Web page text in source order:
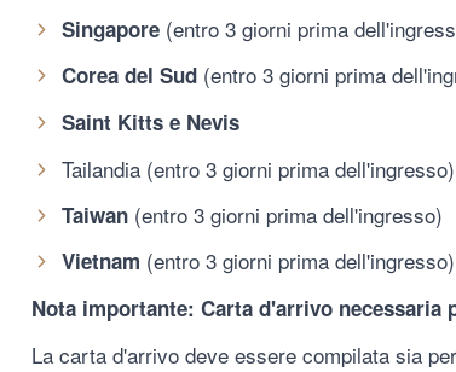
Singapore (entro 3 giorni prima
Corea del Sud (entro 3 giorni prima
Saint Kitts e Nevis
Tailandia (entro 3 giorni prima dell'ingresso)
Taiwan (entro 3 giorni prima dell'ingresso)
Vietnam (entro 3 giorni prima dell'ingresso)
Nota importante: Carta d'arrivo necessaria
La carta d'arrivo deve essere compilata sia